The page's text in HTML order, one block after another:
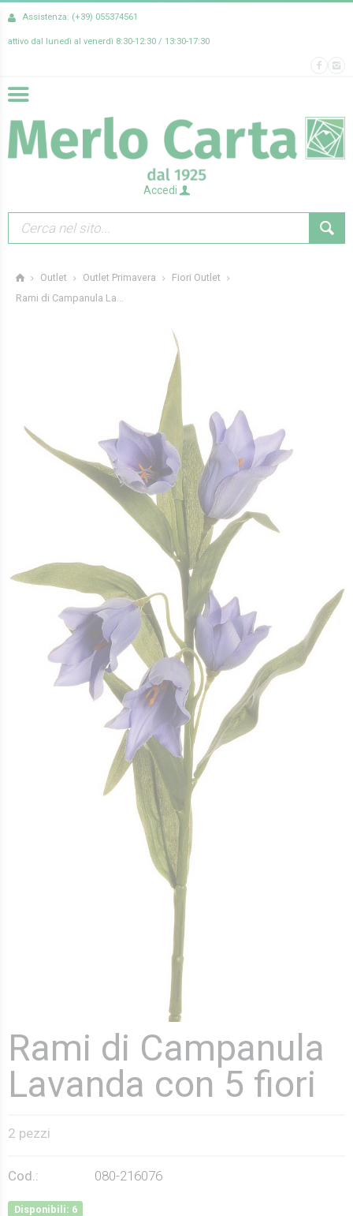
Assistenza: (+39) 055374561
attivo dal lunedì al venerdì 8:30-12:30 / 13:30-17:30
Accedi
Outlet Outlet Primavera
Fiori Outlet
Rami di Campanula La...
Rami di Campanula
Lavanda con 5 fiori
2 pezzi
Cod.: 080-216076
Disponibili: 6